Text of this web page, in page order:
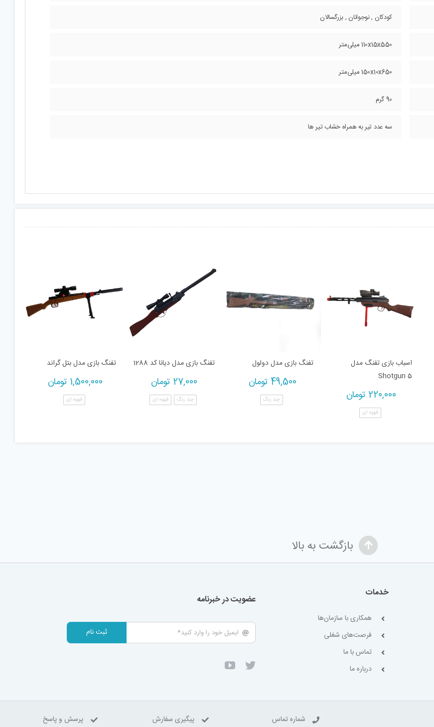
کودکان , نوجوانان , بزرگسالان
110x15x550 میلی‌متر
150x10x650 میلی‌متر
90 گرم
سه عدد تیر به همراه خشاب تیر ها
اسباب بازی تفنگ مدل
Shotgun 5
220,000 تومان
قهوه ای
تفنگ بازی مدل دولول
49,500 تومان
چند رنگ
تفنگ بازی مدل دیانا کد 1288
27,000 تومان
چند رنگ قهوه ای
تفنگ بازی مدل بتل گراند
1,500,000 تومان
قهوه ای
بازگشت به بالا
خدمات
همکاری با سازمان‌ها
فرصت‌های شغلی
تماس با ما
درباره ما
عضویت در خبرنامه
ثبت نام
شماره تماس پیگیری سفارش پرسش و پاسخ